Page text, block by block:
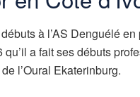
à l’AS Denguélé
a fait ses débuts
l’Oural Ekaterinburg.